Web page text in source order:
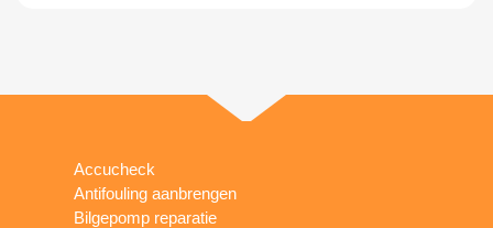
Accucheck
Antifouling aanbrengen
Bilgepomp reparatie